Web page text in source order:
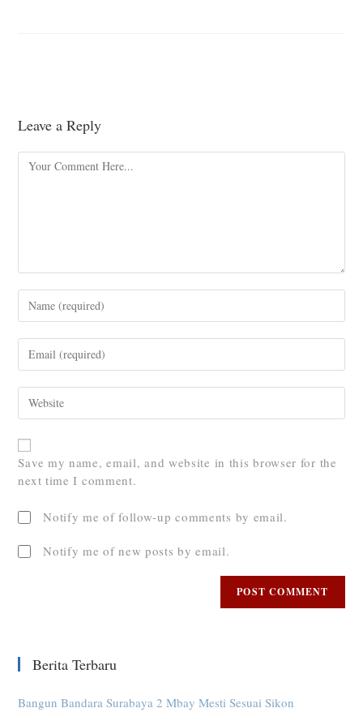
Leave a Reply
Save my name, email, and website in this browser for the
next time I comment.
Notify me of follow-up comments by email.
Notify me of new posts by email.
Berita Terbaru
Bangun Bandara Surabaya 2 Mbay Mesti Sesuai Sikon